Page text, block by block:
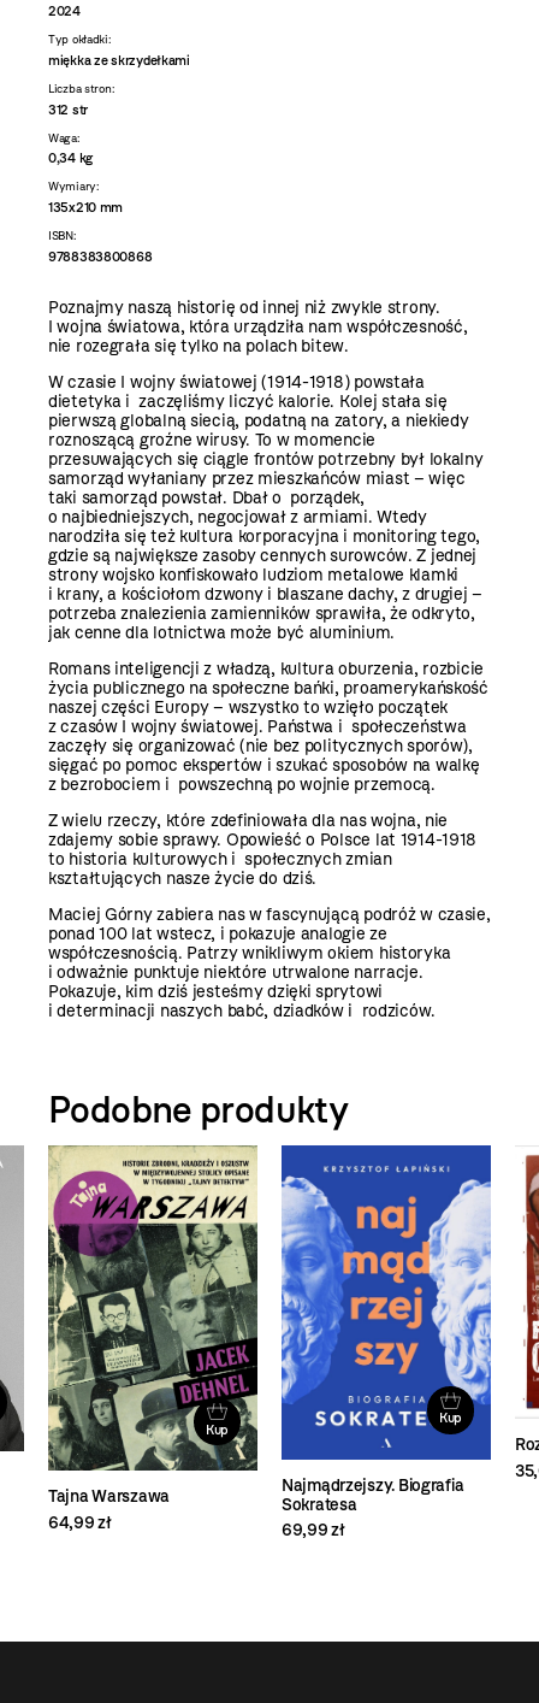
2024
Typ okładki:
miękka ze skrzydełkami
Liczba stron:
312 str
Waga:
0,34 kg
Wymiary:
135x210 mm
ISBN:
9788383800868
Poznajmy naszą historię od innej niż zwykle strony.
I wojna światowa, która urządziła nam współczesność,
nie rozegrała się tylko na polach bitew.
W czasie I wojny światowej (1914-1918) powstała
dietetyka i zaczęliśmy liczyć kalorie. Kolej stała się
pierwszą globalną siecią, podatną na zatory, a niekiedy
roznoszącą groźne wirusy. To w momencie
przesuwających się ciągle frontów potrzebny był lokalny
samorząd wyłaniany przez mieszkańców miast – więc
taki samorząd powstał. Dbał o porządek,
o najbiedniejszych, negocjował z armiami. Wtedy
narodziła się też kultura korporacyjna i monitoring tego,
gdzie są największe zasoby cennych surowców. Z jednej
strony wojsko konfiskowało ludziom metalowe klamki
i krany, a kościołom dzwony i blaszane dachy, z drugiej –
potrzeba znalezienia zamienników sprawiła, że odkryto,
jak cenne dla lotnictwa może być aluminium.
Romans inteligencji z władzą, kultura oburzenia, rozbicie
życia publicznego na społeczne bańki, proamerykańskość
naszej części Europy – wszystko to wzięło początek
z czasów I wojny światowej. Państwa i społeczeństwa
zaczęły się organizować (nie bez politycznych sporów),
sięgać po pomoc ekspertów i szukać sposobów na walkę
z bezrobociem i powszechną po wojnie przemocą.
Z wielu rzeczy, które zdefiniowała dla nas wojna, nie
zdajemy sobie sprawy. Opowieść o Polsce lat 1914-1918
to historia kulturowych i społecznych zmian
kształtujących nasze życie do dziś.
Maciej Górny zabiera nas w fascynującą podróż w czasie,
ponad 100 lat wstecz, i pokazuje analogie ze
współczesnością. Patrzy wnikliwym okiem historyka
i odważnie punktuje niektóre utrwalone narracje.
Pokazuje, kim dziś jesteśmy dzięki sprytowi
i determinacji naszych babć, dziadków i rodziców.
Podobne produkty
Kup
Tajna Warszawa
64,99 zł
Kup
Najmądrzejszy. Biografia
Sokratesa
69,99 zł